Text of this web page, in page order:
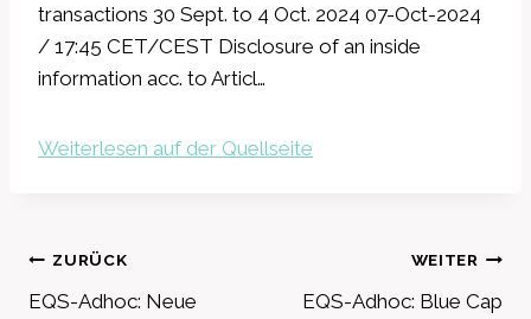
transactions 30 Sept. to 4 Oct. 2024 07-Oct-2024
/ 17:45 CET/CEST Disclosure of an inside
information acc. to Articl…
Weiterlesen auf der Quellseite
Beitragsnavigation
ZURÜCK
EQS-Adhoc: Neue
WEITER
EQS-Adhoc: Blue Cap